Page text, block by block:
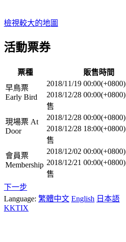
檢視較大的地圖
活動票券
票種 販售時間
早鳥票
Early Bird
2018/11/19 00:00(+0800)
2018/12/28 00:00(+0800)
售
現場票 At
Door
2018/12/28 00:00(+0800)
2018/12/28 18:00(+0800)
售
會員票
Membership
2018/12/02 00:00(+0800)
2018/12/21 00:00(+0800)
售
下一步
Language: 繁體中文 English 日本語
KKTIX